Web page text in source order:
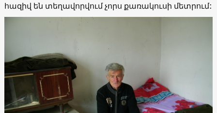
հազիվ են տեղավորվում չորս քառակուսի մետրում: